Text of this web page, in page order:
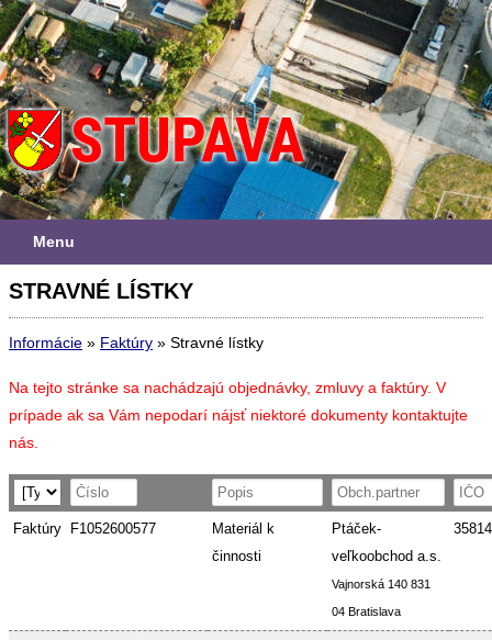
Menu
STRAVNÉ LÍSTKY
Informácie » Faktúry » Stravné lístky
Na tejto stránke sa nachádzajú objednávky, zmluvy a faktúry. V
prípade ak sa Vám nepodarí nájsť niektoré dokumenty kontaktujte
nás.
Faktúry F1052600577
Materiál k
činnosti
Ptáček-
veľkoobchod a.s.
Vajnorská 140 831
04 Bratislava